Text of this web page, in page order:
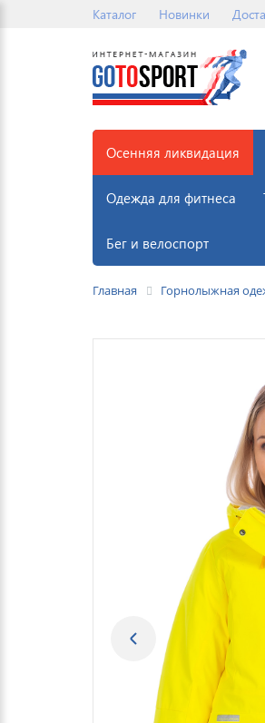
Каталог Новинки
Осенняя ликвидация
Одежда для фитнеса
Бег и велоспорт
Главная Горнолыжная